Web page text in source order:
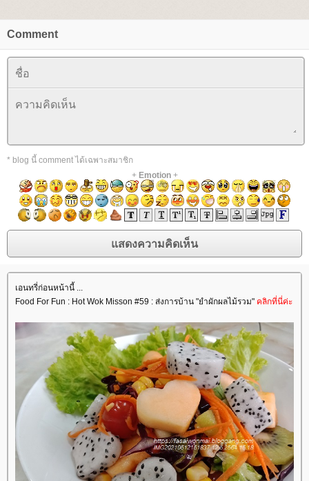
Comment
* blog นี้ comment ได้เฉพาะสมาชิก
+ Emotion+
เอนทรี่ก่อนหน้านี้ ...
Food For Fun : Hot Wok Misson #59 : ส่งการบ้าน "ยำผักผลไม้รวม" คลิกที่นี่ค่ะ